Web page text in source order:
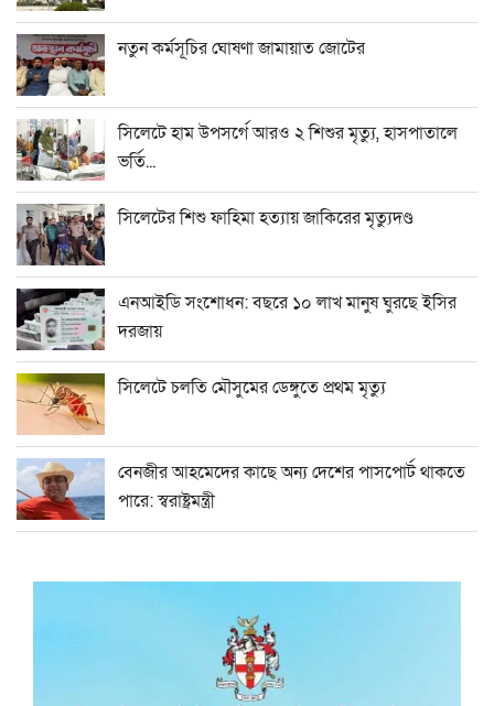
নতুন কর্মসূচির ঘোষণা জামায়াত জোটের
সিলেটে হাম উপসর্গে আরও ২ শিশুর মৃত্যু, হাসপাতালে
ভর্তি...
সিলেটের শিশু ফাহিমা হত্যায় জাকিরের মৃত্যুদণ্ড
এনআইডি সংশোধন: বছরে ১০ লাখ মানুষ ঘুরছে ইসির
দরজায়
সিলেটে চলতি মৌসুমের ডেঙ্গুতে প্রথম মৃত্যু
বেনজীর আহমেদের কাছে অন্য দেশের পাসপোর্ট থাকতে
পারে: স্বরাষ্ট্রমন্ত্রী